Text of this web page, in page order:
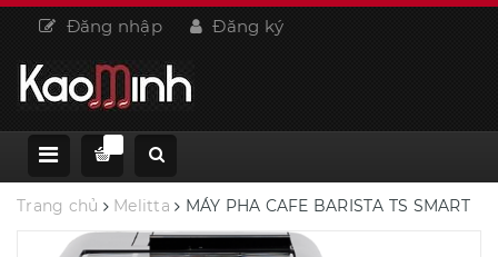
Đăng nhập Đăng ký
Trang chủ Melitta MÁY PHA CAFE BARISTA TS SMART